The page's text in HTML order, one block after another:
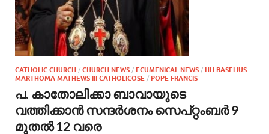
CATHOLIC CHURCH / CHURCH NEWS / ECUMENICAL NEWS / HH BASELIUS
MARTHOMA MATHEWS III CATHOLICOSE / POPE FRANCIS
പ. കാതോലിക്കാ ബാവായുടെ
വത്തിക്കാന്‍ സന്ദര്‍ശനം സെപ്റ്റംബര്‍ 9
മുതല്‍ 12 വരെ